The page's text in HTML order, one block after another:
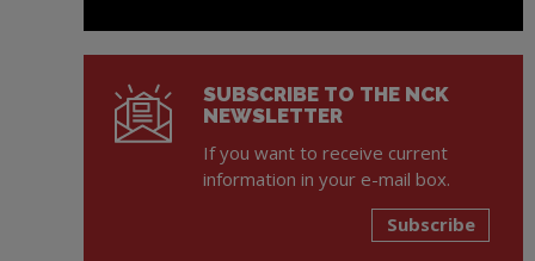
SUBSCRIBE TO THE NCK
NEWSLETTER
If you want to receive current
information in your e-mail box.
Subscribe